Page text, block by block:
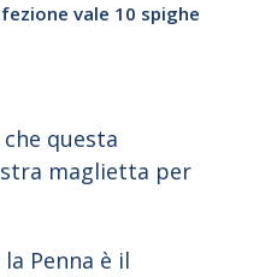
vale 10 spighe
questa
maglietta per
Penna è il